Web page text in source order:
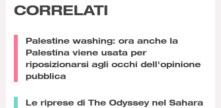
CORRELATI
Palestine washing: ora anche la
Palestina viene usata per
riposizionarsi agli occhi dell'opinione
pubblica
Le riprese di The Odyssey nel Sahara